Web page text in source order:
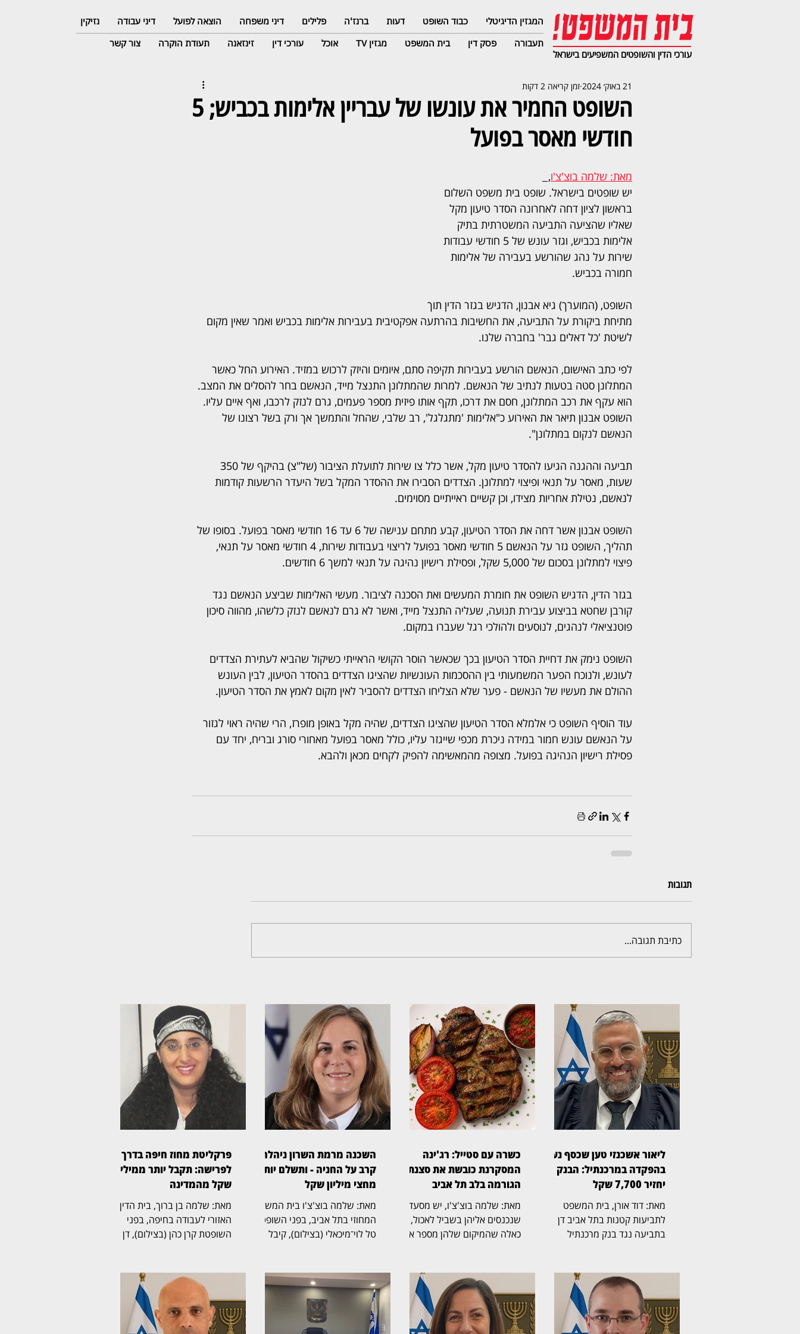
המגזין הדיגיטלי כבוד השופט דעות ברנז'ה פלילים דיני משפחה הוצאה לפועל דיני עבודה
נזיקין
תעבורה
פסק דין בית המשפט מגזין TV אוכל עורכי דין זינזאנה תעודת הוקרה צור קשר
עורכי הדין והשופטים המשפיעים בישראל
השופט החמיר את עונשו של עבריין אלימות בכביש; 5
חודשי מאסר בפועל
21 באוק׳ 2024 זמן קריאה 2 דקות
מאת: שלמה בוצ'צ'ו,
יש שופטים בישראל. שופט בית משפט השלום
בראשון לציון דחה לאחרונה הסדר טיעון מקל
שאליו שהציעה התביעה המשטרתית בתיק
אלימות בכביש, וגזר עונש של 5 חודשי עבודות
שירות על נהג שהורשע בעבירה של אלימות
חמורה בכביש.
השופט, (המוערך) גיא אבנון, הדגיש בגזר הדין תוך
מתיחת ביקורת על התביעה, את החשיבות בהרתעה אפקטיבית בעבירות אלימות בכביש ואמר שאין מקום
לשיטת 'כל דאלים גבר' בחברה שלנו.
לפי כתב האישום, הנאשם הורשע בעבירות תקיפה סתם, איומים והיזק לרכוש במזיד. האירוע החל כאשר
המתלונן סטה בטעות לנתיב של הנאשם. למרות שהמתלונן התנצל מייד, הנאשם בחר להסלים את המצב.
הוא עקף את רכב המתלונן, חסם את דרכו, תקף אותו פיזית מספר פעמים, גרם לנזק לרכבו, ואף איים עליו.
השופט אבנון תיאר את האירוע כ"אלימות 'מתגלגל', רב שלבי, שהחל והתמשך אך ורק בשל רצונו של
הנאשם לנקום במתלונן".
שעות, מאסר על תנאי ופיצוי למתלונן. הצדדים הסבירו את ההסדר המקל בשל היעדר הרשעות קודמות
לנאשם, נטילת אחריות מצידו, וכן קשיים ראייתיים מסוימים.
השופט אבנון אשר דחה את הסדר הטיעון, קבע מתחם ענישה של 6 עד 16 חודשי מאסר בפועל. בסופו של
תהליך, השופט גזר על הנאשם 5 חודשי מאסר בפועל לריצוי בעבודות שירות, 4 חודשי מאסר על תנאי,
פיצוי למתלונן בסכום של 5,000 שקל, ופסילת רישיון נהיגה על תנאי למשך 6 חודשים.
בגזר הדין, הדגיש השופט את חומרת המעשים ואת הסכנה לציבור. מעשי האלימות שביצע הנאשם נגד
קורבן שחטא בביצוע עבירת תנועה, שעליה התנצל מייד, ואשר לא גרם לנאשם לנזק כלשהו, מהווה סיכון
פוטנציאלי לנהגים, לנוסעים ולהולכי רגל שעברו במקום.
השופט נימק את דחיית הסדר הטיעון בכך שכאשר הוסר הקושי הראייתי כשיקול שהביא לעתירת הצדדים
לעונש, ולנוכח הפער המשמעותי בין ההסכמות העונשיות שהציגו הצדדים בהסדר הטיעון, לבין העונש
ההולם את מעשיו של הנאשם - פער שלא הצליחו הצדדים להסביר לאין מקום לאמץ את הסדר הטיעון.
עוד הוסיף השופט כי אלמלא הסדר הטיעון שהציגו הצדדים, שהיה מקל באופן מופרז, הרי שהיה ראוי לגזור
על הנאשם עונש חמור במידה ניכרת מכפי שייגזר עליו, כולל מאסר בפועל מאחורי סורג ובריח, יחד עם
פסילת רישיון הנהיגה בפועל. מצופה מהמאשימה להפיק לקחים מכאן ולהבא.
תגובות
כתיבת תגובה...
ליאור אשכנזי טען שכסף נעלם
בהפקדה במרכנתיל: הבנק
יחזיר 7,700 שקל
מאת: דוד אורן, בית המשפט
לתביעות קטנות בתל אביב דן
בתביעה נגד בנק מרכנתיל
אבנר יפרח (בצילום) נדרש לברר
כיצד, לטענת התובע, נלקחו
מחשבונו 7,700 שקל לאחר
שהפקיד 16,200 שקל במכשיר
כשרה עם סטייל: רג'ינה
המסקרנת כובשת את סצנת
הגורמה בלב תל אביב
מאת: שלמה בוצ'צ'ו, יש מסעדות
שנכנסים אליהן בשביל לאכול, ויש
כאלה שהמיקום שלהן מספר את
כשרה וגינת אירועים במבנה 10
במתחם התחנה שבנווה צדק,
משלבת מבנה היסטורי, גינה
רחבת ידיים, קרבה לים ומטבח
השכנה מרמת השרון ניהלה
קרב על החניה - ותשלם יותר
מחצי מיליון שקל
מאת: שלמה בוצ'צ'ו בית המשפט
המחוזי בתל אביב, בפני השופטת
טל לוי־מיכאלי (בצילום), קיבל
הדין נקבע כי החניה שבמחלוקת
שייכת לבעלי הדירה שתבעו,
ובעלת דירה אחרת בבניין חויבה
בהוצאות חריגות בסכום כולל של
פרקליטת מחוז חיפה בדרך
לפרישה: תקבל יותר ממיליון
שקל מהמדינה
מאת: שלמה בן ברוך, בית הדין
האזורי לעבודה בחיפה, בפני
השופטת קרן כהן (בצילום), דן
התפקידים הבכירים בפרקליטות
המדינה, ובמחלוקת על תנאי
הפרישה, השכר והזכויות
הפנסיוניות עם סיום כהונתה.